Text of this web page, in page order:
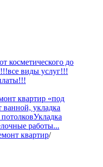
косметического до
виды услуг!!!
квартир «под
ванной, укладка
Укладка
работы...
квартир/